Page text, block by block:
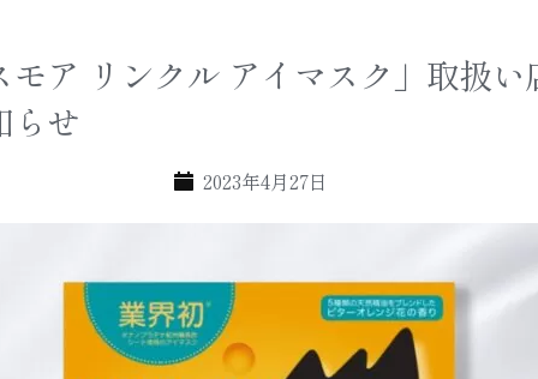
モア リンクル アイマスク」取扱い
らせ
2023年4月27日